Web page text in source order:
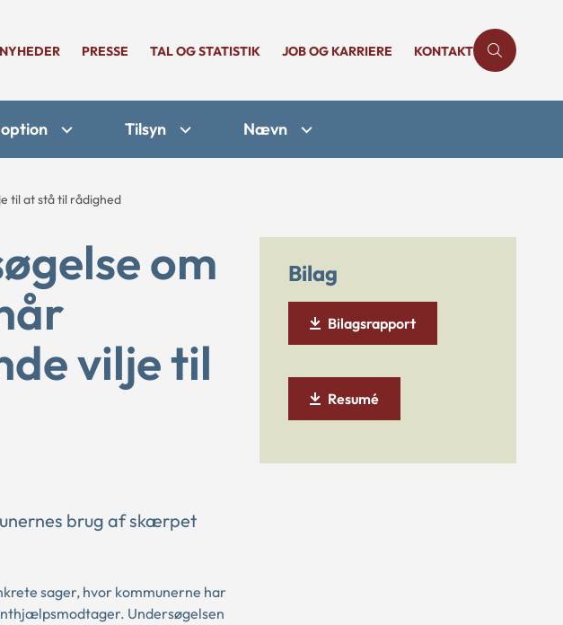
NYHEDER PRESSE TAL OG STATISTIK JOB OG KARRIERE KONTAKT
Tilsyn Nævn
til at stå til rådighed
om
vilje til
brug af skærpet
sager, hvor kommunerne har
Undersøgelsen
Bilag
Bilagsrapport
Resumé